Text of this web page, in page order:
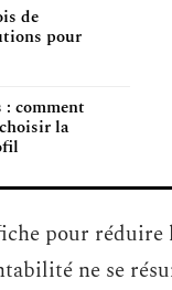
de
pour
comment
la
pour
ne se